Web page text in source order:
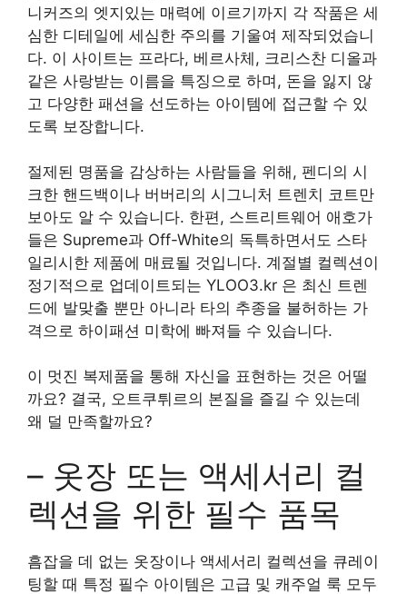
니커즈의 엣지있는 매력에 이르기까지 각 작품은 세
심한 디테일에 세심한 주의를 기울여 제작되었습니
다. 이 사이트는 프라다, 베르사체, 크리스찬 디올과
같은 사랑받는 이름을 특징으로 하며, 돈을 잃지 않
고 다양한 패션을 선도하는 아이템에 접근할 수 있
도록 보장합니다.
절제된 명품을 감상하는 사람들을 위해, 펜디의 시
크한 핸드백이나 버버리의 시그니처 트렌치 코트만
보아도 알 수 있습니다. 한편, 스트리트웨어 애호가
들은 Supreme과 Off-White의 독특하면서도 스타
일리시한 제품에 매료될 것입니다. 계절별 컬렉션이
정기적으로 업데이트되는 YLOO3.kr 은 최신 트렌
드에 발맞출 뿐만 아니라 타의 추종을 불허하는 가
격으로 하이패션 미학에 빠져들 수 있습니다.
이 멋진 복제품을 통해 자신을 표현하는 것은 어떨
까요? 결국, 오트쿠튀르의 본질을 즐길 수 있는데
왜 덜 만족할까요?
– 옷장 또는 액세서리 컬
렉션을 위한 필수 품목
흠잡을 데 없는 옷장이나 액세서리 컬렉션을 큐레이
팅할 때 특정 필수 아이템은 고급 및 캐주얼 룩 모두